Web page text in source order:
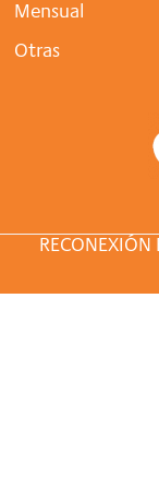
Mensual
Otras
RECONEXIÓN